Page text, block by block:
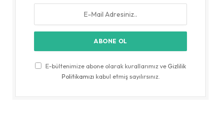
E-bültenimize abone olarak kurallarımız veGizlilik
Politikamızı kabul etmiş sayılırsınız.